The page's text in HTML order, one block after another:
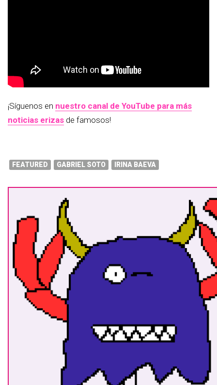
¡Síguenos en nuestro canal de YouTube para más
noticias erizas de famosos!
FEATURED GABRIEL SOTO IRINA BAEVA